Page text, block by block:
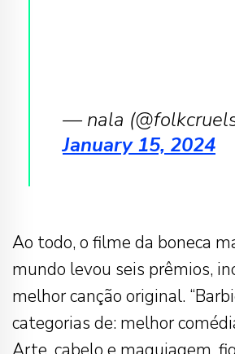
— nala
January 15, 2024
Ao todo, o filme da boneca
mundo levou seis prêmios,
melhor canção original.
categorias de: melhor